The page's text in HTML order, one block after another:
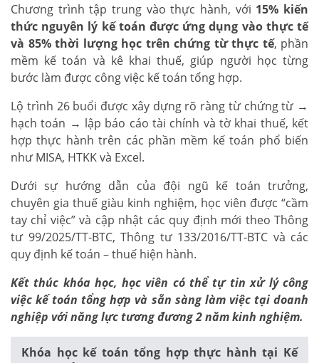
Chương trình tập trung vào thực hành, với 15% kiến
thức nguyên lý kế toán được ứng dụng vào thực tế
và 85% thời lượng học trên chứng từ thực tế, phần
mềm kế toán và kê khai thuế, giúp người học từng
bước làm được công việc kế toán tổng hợp.
Lộ trình 26 buổi được xây dựng rõ ràng từ chứng từ →
hạch toán → lập báo cáo tài chính và tờ khai thuế, kết
hợp thực hành trên các phần mềm kế toán phổ biến
như MISA, HTKK và Excel.
Dưới sự hướng dẫn của đội ngũ kế toán trưởng,
chuyên gia thuế giàu kinh nghiệm, học viên được “cầm
tay chỉ việc” và cập nhật các quy định mới theo Thông
tư 99/2025/TT-BTC, Thông tư 133/2016/TT-BTC và các
quy định kế toán – thuế hiện hành.
Kết thúc khóa học, học viên có thể tự tin xử lý công
việc kế toán tổng hợp và sẵn sàng làm việc tại doanh
nghiệp với năng lực tương đương 2 năm kinh nghiệm.
Khóa học kế toán tổng hợp thực hành tại Kế